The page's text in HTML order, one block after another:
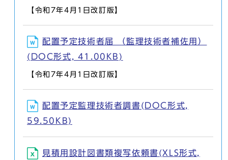
【令和7年4月1日改訂版】
配置予定技術者届 （監理技術者補佐用）
(DOC形式, 41.00KB)
【令和7年4月1日改訂版】
配置予定監理技術者調書(DOC形式,
59.50KB)
見積用設計図書類複写依頼書(XLS形式,